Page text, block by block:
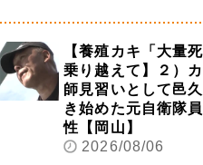
【養殖カキ「大量
乗り越えて】２）
師見習いとして邑
き始めた元自衛隊
性【岡山】
2026/08/06